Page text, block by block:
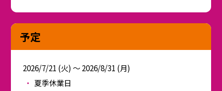
予定
2026/7/21 (火) ～ 2026/8/31 (月)
夏季休業日